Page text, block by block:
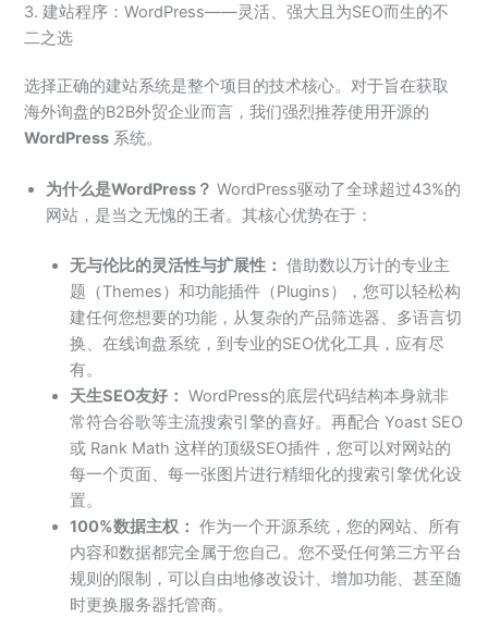
3. 建站程序：WordPress——灵活、强大且为SEO而生的不
二之选
选择正确的建站系统是整个项目的技术核心。对于旨在获取
海外询盘的B2B外贸企业而言，我们强烈推荐使用开源的
WordPress 系统。
为什么是WordPress？ WordPress驱动了全球超过43%的
网站，是当之无愧的王者。其核心优势在于：
无与伦比的灵活性与扩展性： 借助数以万计的专业主
题（Themes）和功能插件（Plugins），您可以轻松构
建任何您想要的功能，从复杂的产品筛选器、多语言切
换、在线询盘系统，到专业的SEO优化工具，应有尽
有。
天生SEO友好： WordPress的底层代码结构本身就非
常符合谷歌等主流搜索引擎的喜好。再配合 Yoast SEO
或 Rank Math 这样的顶级SEO插件，您可以对网站的
每一个页面、每一张图片进行精细化的搜索引擎优化设
置。
100%数据主权： 作为一个开源系统，您的网站、所有
内容和数据都完全属于您自己。您不受任何第三方平台
规则的限制，可以自由地修改设计、增加功能、甚至随
时更换服务器托管商。